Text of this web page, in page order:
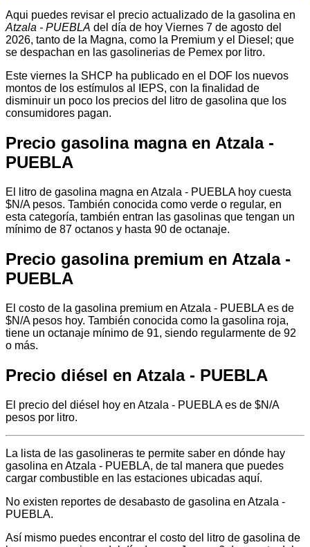
Aqui puedes revisar el precio actualizado de la gasolina en
Atzala - PUEBLA del día de hoy Viernes 7 de agosto del
2026, tanto de la Magna, como la Premium y el Diesel; que
se despachan en las gasolinerias de Pemex por litro.
Este viernes la SHCP ha publicado en el DOF los nuevos
montos de los estímulos al IEPS, con la finalidad de
disminuir un poco los precios del litro de gasolina que los
consumidores pagan.
Precio gasolina magna en Atzala -
PUEBLA
El litro de gasolina magna en Atzala - PUEBLA hoy cuesta
$N/A pesos. También conocida como verde o regular, en
esta categoría, también entran las gasolinas que tengan un
mínimo de 87 octanos y hasta 90 de octanaje.
Precio gasolina premium en Atzala -
PUEBLA
El costo de la gasolina premium en Atzala - PUEBLA es de
$N/A pesos hoy. También conocida como la gasolina roja,
tiene un octanaje mínimo de 91, siendo regularmente de 92
o más.
Precio diésel en Atzala - PUEBLA
El precio del diésel hoy en Atzala - PUEBLA es de $N/A
pesos por litro.
La lista de las gasolineras te permite saber en dónde hay
gasolina en Atzala - PUEBLA, de tal manera que puedes
cargar combustible en las estaciones ubicadas aquí.
No existen reportes de desabasto de gasolina en Atzala -
PUEBLA.
Así mismo puedes encontrar el costo del litro de gasolina de